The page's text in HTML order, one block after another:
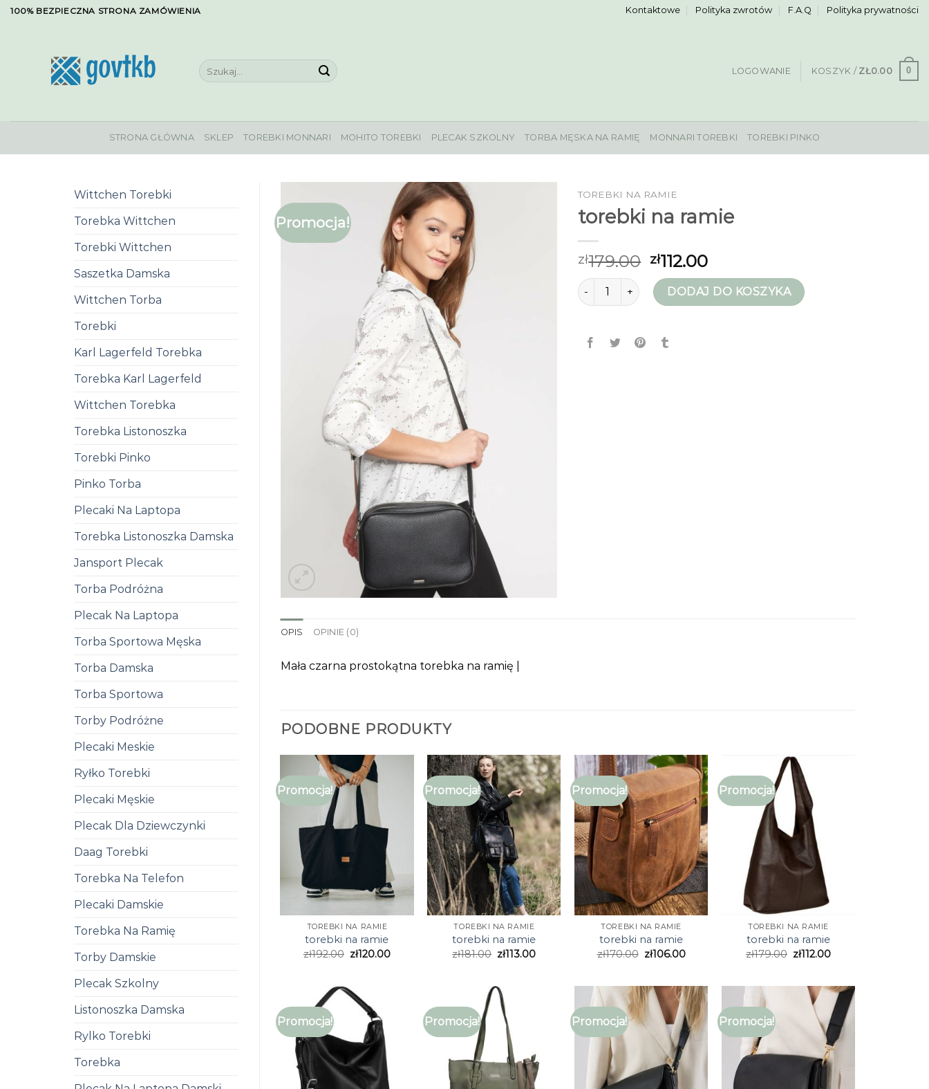
Skip100% BEZPIECZNA STRONA ZAMÓWIENIA Kontaktowe Polityka zwrotów F.A.Q Polityka prywatności
Szukaj:
LOGOWANIE KOSZYK / ZŁ0.00 0
STRONA GŁÓWNA SKLEP TOREBKI MONNARI MOHITO TOREBKI PLECAK SZKOLNY TORBA MĘSKA NA RAMIĘ MONNARI TOREBKI TOREBKI PINKO
Wittchen Torebki
Torebka Wittchen
Torebki Wittchen
Saszetka Damska
Wittchen Torba
Torebki
Karl Lagerfeld Torebka
Torebka Karl Lagerfeld
Wittchen Torebka
Torebka Listonoszka
Torebki Pinko
Pinko Torba
Plecaki Na Laptopa
Torebka Listonoszka Damska
Jansport Plecak
Torba Podróżna
Plecak Na Laptopa
Torba Sportowa Męska
Torba Damska
Torba Sportowa
Torby Podróżne
Plecaki Meskie
Ryłko Torebki
Plecaki Męskie
Plecak Dla Dziewczynki
Daag Torebki
Torebka Na Telefon
Plecaki Damskie
Torebka Na Ramię
Torby Damskie
Plecak Szkolny
Listonoszka Damska
Rylko Torebki
Torebka
Promocja!
TOREBKI NA RAMIE
torebki na ramie
zł179.00 zł112.00
ilość torebki na ramieDODAJ DO KOSZYKA
OPIS OPINIE (0)
Mała czarna prostokątna torebka na ramię |
PODOBNE PRODUKTY
Promocja!
TOREBKI NA RAMIE
torebki na ramie
zł192.00 zł120.00
Promocja!
TOREBKI NA RAMIE
torebki na ramie
zł181.00 zł113.00
Promocja!
TOREBKI NA RAMIE
torebki na ramie
zł170.00 zł106.00
Promocja!
TOREBKI NA RAMIE
torebki na ramie
zł179.00 zł112.00
Promocja! Promocja! Promocja! Promocja!